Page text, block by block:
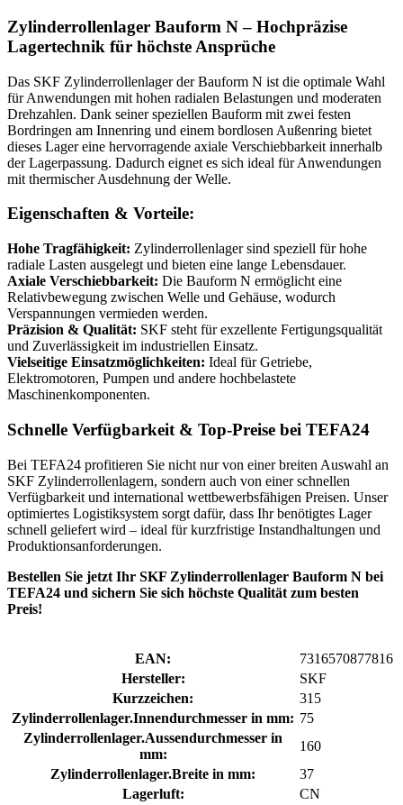
Zylinderrollenlager Bauform N – Hochpräzise
Lagertechnik für höchste Ansprüche
Das SKF Zylinderrollenlager der Bauform N ist die optimale Wahl
für Anwendungen mit hohen radialen Belastungen und moderaten
Drehzahlen. Dank seiner speziellen Bauform mit zwei festen
Bordringen am Innenring und einem bordlosen Außenring bietet
dieses Lager eine hervorragende axiale Verschiebbarkeit innerhalb
der Lagerpassung. Dadurch eignet es sich ideal für Anwendungen
mit thermischer Ausdehnung der Welle.
Eigenschaften & Vorteile:
Hohe Tragfähigkeit: Zylinderrollenlager sind speziell für hohe
radiale Lasten ausgelegt und bieten eine lange Lebensdauer.
Axiale Verschiebbarkeit: Die Bauform N ermöglicht eine
Relativbewegung zwischen Welle und Gehäuse, wodurch
Verspannungen vermieden werden.
Präzision & Qualität: SKF steht für exzellente Fertigungsqualität
und Zuverlässigkeit im industriellen Einsatz.
Vielseitige Einsatzmöglichkeiten: Ideal für Getriebe,
Elektromotoren, Pumpen und andere hochbelastete
Maschinenkomponenten.
Schnelle Verfügbarkeit & Top-Preise bei TEFA24
Bei TEFA24 profitieren Sie nicht nur von einer breiten Auswahl an
SKF Zylinderrollenlagern, sondern auch von einer schnellen
Verfügbarkeit und international wettbewerbsfähigen Preisen. Unser
optimiertes Logistiksystem sorgt dafür, dass Ihr benötigtes Lager
schnell geliefert wird – ideal für kurzfristige Instandhaltungen und
Produktionsanforderungen.
Bestellen Sie jetzt Ihr SKF Zylinderrollenlager Bauform N bei
TEFA24 und sichern Sie sich höchste Qualität zum besten
Preis!
EAN:
7316570877816
Hersteller:
SKF
Kurzzeichen:
315
Zylinderrollenlager.Innendurchmesser in mm: 75
Zylinderrollenlager.Aussendurchmesser in
mm:
160
Zylinderrollenlager.Breite in mm:
37
Lagerluft:
CN